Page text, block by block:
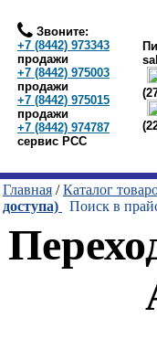
Звоните:
+7 (8442) 973343
продажи
+7 (8442) 975003
продажи
+7 (8442) 975015
продажи
+7 (8442) 974787
сервис РСС
Главная /Каталог
доступа)
Поиск в